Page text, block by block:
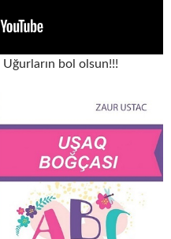
bol olsun!!!